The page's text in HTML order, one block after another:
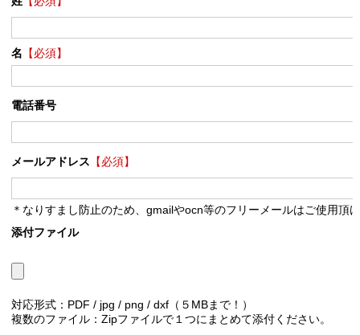
名 【必須】
電話番号
メールアドレス 【必須】
＊なりすまし防止のため、gmailやocn等のフリーメールはご使用頂
添付ファイル
対応形式：PDF / jpg / png / dxf（５MBまで！）
複数のファイル：Zipファイルで１つにまとめて添付ください。